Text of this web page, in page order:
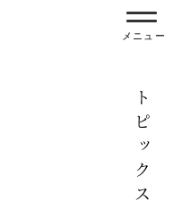
メニュー
トピックス